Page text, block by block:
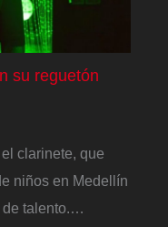
su reguetón
clarinete, que
niños en Medellín
de talento.…